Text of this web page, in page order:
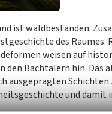
ist waldbestanden.
des Raumes.
weisen auf
Bachtälern hin. Das
ausgeprägten
und